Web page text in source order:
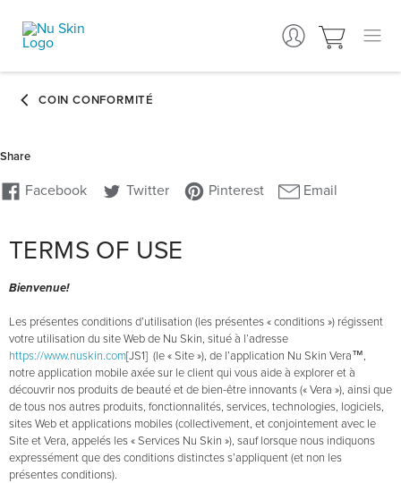
TERMS OF USE
Bienvenue!
Les présentes conditions d’utilisation (les présentes « conditions ») régissent
votre utilisation du site Web de Nu Skin, situé à l’adresse
https://www.nuskin.com[JS1] (le « Site »), de l’application Nu Skin Vera™,
notre application mobile axée sur le client qui vous aide à explorer et à
découvrir nos produits de beauté et de bien-être innovants (« Vera »), ainsi que
de tous nos autres produits, fonctionnalités, services, technologies, logiciels,
sites Web et applications mobiles (collectivement, et conjointement avec le
Site et Vera, appelés les « Services Nu Skin »), sauf lorsque nous indiquons
expressément que des conditions distinctes s’appliquent (et non les
présentes conditions).